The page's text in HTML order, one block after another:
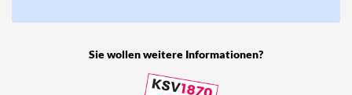
Sie wollen weitere Informationen?